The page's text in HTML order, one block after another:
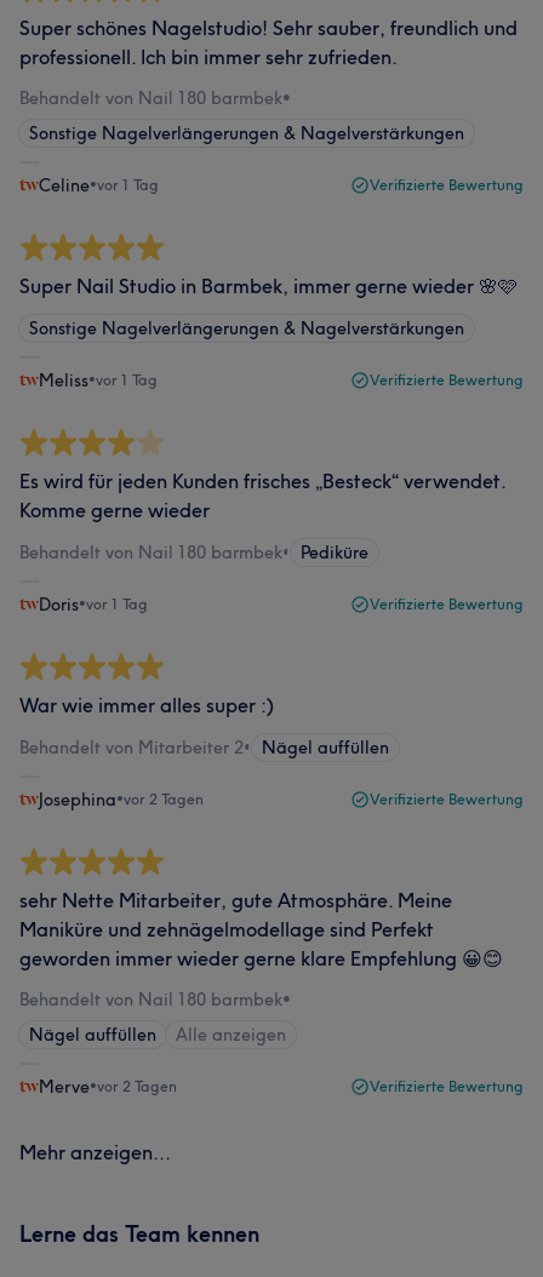
Super schönes Nagelstudio! Sehr sauber, freundlich und
professionell. Ich bin immer sehr zufrieden.
Behandelt von Nail 180 barmbek•
Sonstige Nagelverlängerungen & Nagelverstärkungen
Celine•vor 1 Tag Verifizierte Bewertung
Super Nail Studio in Barmbek, immer gerne wieder 🌸🩷
Sonstige Nagelverlängerungen & Nagelverstärkungen
Meliss•vor 1 Tag Verifizierte Bewertung
Es wird für jeden Kunden frisches „Besteck“ verwendet.
Komme gerne wieder
Behandelt von Nail 180 barmbek• Pediküre
Doris•vor 1 Tag Verifizierte Bewertung
War wie immer alles super :)
Behandelt von Mitarbeiter 2• Nägel auffüllen
Josephina•vor 2 Tagen Verifizierte Bewertung
sehr Nette Mitarbeiter, gute Atmosphäre. Meine
Maniküre und zehnägelmodellage sind Perfekt
geworden immer wieder gerne klare Empfehlung 😀😊
Behandelt von Nail 180 barmbek•
Nägel auffüllen
Alle anzeigen
Merve•vor 2 Tagen Verifizierte Bewertung
Mehr anzeigen...
Lerne das Team kennen